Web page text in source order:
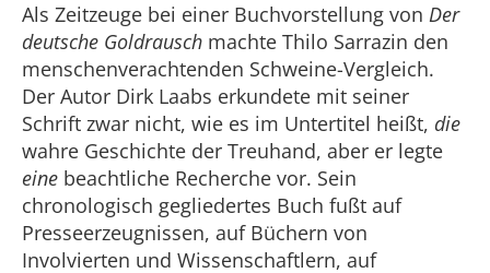
Als Zeitzeuge bei einer Buchvorstellung von Der
deutsche Goldrausch machte Thilo Sarrazin den
menschenverachtenden Schweine-Vergleich.
Der Autor Dirk Laabs erkundete mit seiner
Schrift zwar nicht, wie es im Untertitel heißt, die
wahre Geschichte der Treuhand, aber er legte
eine beachtliche Recherche vor. Sein
chronologisch gegliedertes Buch fußt auf
Presseerzeugnissen, auf Büchern von
Involvierten und Wissenschaftlern, auf